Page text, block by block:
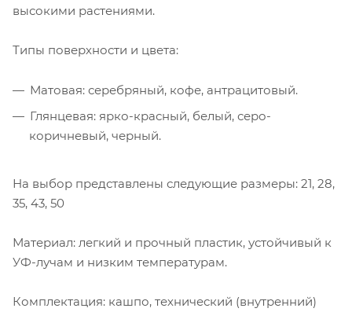
высокими растениями.
Типы поверхности и цвета:
Матовая: серебряный, кофе, антрацитовый.
Глянцевая: ярко-красный, белый, серо-
коричневый, черный.
На выбор представлены следующие размеры: 21, 28,
35, 43, 50
Материал: легкий и прочный пластик, устойчивый к
УФ-лучам и низким температурам.
Комплектация: кашпо, технический (внутренний)